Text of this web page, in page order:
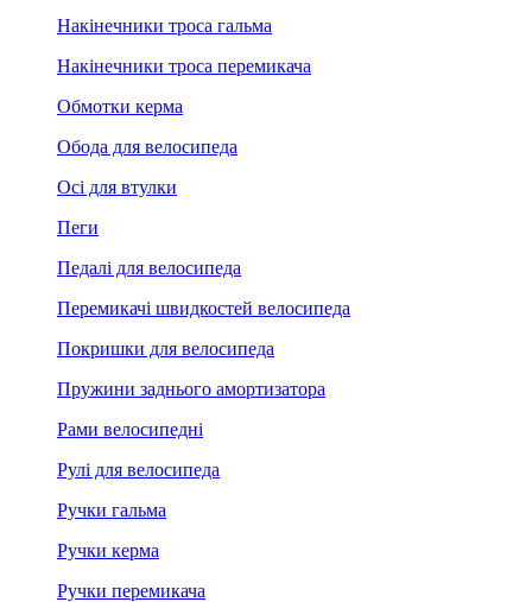
Накінечники троса гальма
Накінечники троса перемикача
Обмотки керма
Обода для велосипеда
Осі для втулки
Пеги
Педалі для велосипеда
Перемикачі швидкостей велосипеда
Покришки для велосипеда
Пружини заднього амортизатора
Рами велосипедні
Рулі для велосипеда
Ручки гальма
Ручки керма
Ручки перемикача